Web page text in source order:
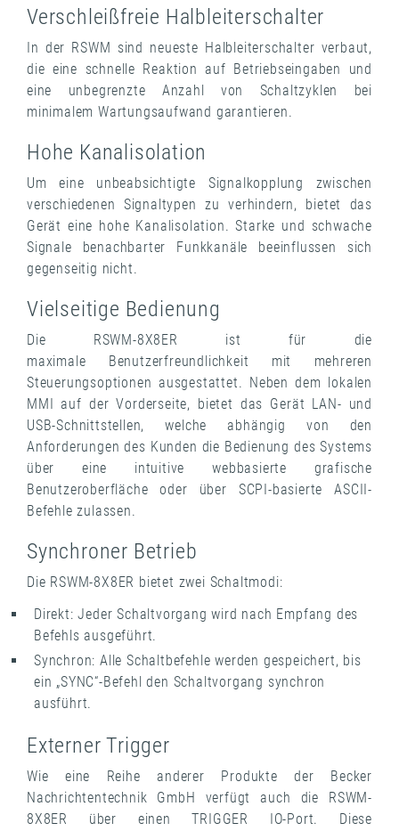
Verschleißfreie Halbleiterschalter
In der RSWM sind neueste Halbleiterschalter verbaut,
die eine schnelle Reaktion auf Betriebseingaben und
eine unbegrenzte Anzahl von Schaltzyklen bei
minimalem Wartungsaufwand garantieren.
Hohe Kanalisolation
Um eine unbeabsichtigte Signalkopplung zwischen
verschiedenen Signaltypen zu verhindern, bietet das
Gerät eine hohe Kanalisolation. Starke und schwache
Signale benachbarter Funkkanäle beeinflussen sich
gegenseitig nicht.
Vielseitige Bedienung
Die RSWM-8X8ER ist für die
maximale Benutzerfreundlichkeit mit mehreren
Steuerungsoptionen ausgestattet. Neben dem lokalen
MMI auf der Vorderseite, bietet das Gerät LAN- und
USB-Schnittstellen, welche abhängig von den
Anforderungen des Kunden die Bedienung des Systems
über eine intuitive webbasierte grafische
Benutzeroberfläche oder über SCPI-basierte ASCII-
Befehle zulassen.
Synchroner Betrieb
Die RSWM-8X8ER bietet zwei Schaltmodi:
Direkt: Jeder Schaltvorgang wird nach Empfang des
Befehls ausgeführt.
Synchron: Alle Schaltbefehle werden gespeichert, bis
ein „SYNC“-Befehl den Schaltvorgang synchron
ausführt.
Externer Trigger
Wie eine Reihe anderer Produkte der Becker
Nachrichtentechnik GmbH verfügt auch die RSWM-
8X8ER über einen TRIGGER IO-Port. Diese